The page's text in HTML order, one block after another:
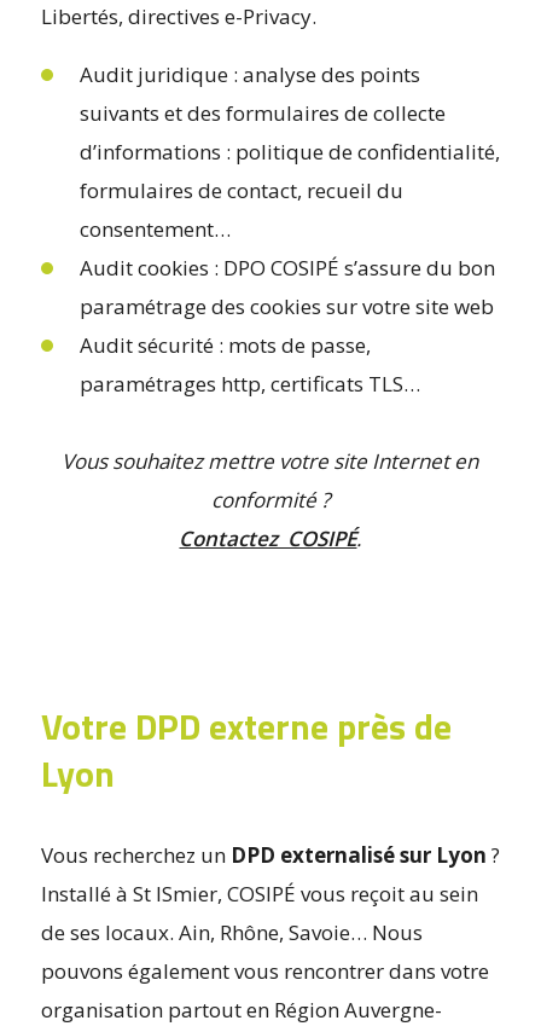
Libertés, directives e-Privacy.
Audit juridique : analyse des points
suivants et des formulaires de collecte
d’informations : politique de confidentialité,
formulaires de contact, recueil du
consentement…
Audit cookies : DPO COSIPÉ s’assure du bon
paramétrage des cookies sur votre site web
Audit sécurité : mots de passe,
paramétrages http, certificats TLS…
Vous souhaitez mettre votre site Internet en
conformité ?
Contactez COSIPÉ.
Votre DPD externe près de
Lyon
Vous recherchez un DPD externalisé sur Lyon ?
Installé à St ISmier, COSIPÉ vous reçoit au sein
de ses locaux. Ain, Rhône, Savoie… Nous
pouvons également vous rencontrer dans votre
organisation partout en Région Auvergne-